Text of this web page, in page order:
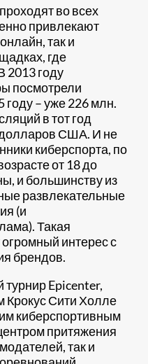
во всех
привлекают
так и
где
2013 году
посмотрели
году – уже 226 млн.
в тот год
США. И не
киберспорта, по
от 18 до
и большинству из
развлекательные
(и
Такая
интерес с
брендов.
Epicenter,
Крокус Сити Холле
киберспортивным
притяжения
так и